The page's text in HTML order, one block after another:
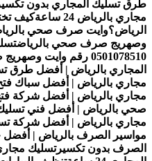
طرق تسليك المجاري بدون
مجاري بالرياض 24 ساعة
كيف
الرياض؟
وصهريج صرف صحي بالرياض
0501078510 رقم وايت وصهريج صرف صحي بالرياض
المجاري بالرياض | أفضل طرق
مجاري بالرياض | أفضل سباك فتح
مجاري بالرياض | أفضل شركة فتح
صحي بالرياض | أفضل فني تسليك
مجاري بالرياض | أفضل شركة تسليك
مواسير الصرف بالرياض |
الصرف بدون تكسيرتسليك